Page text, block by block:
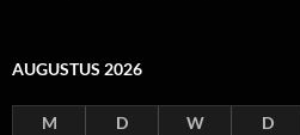
AUGUSTUS 2026
M D W D